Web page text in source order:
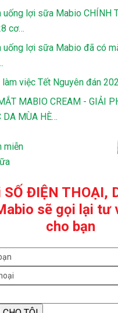
uống lợi sữa Mabio CHÍNH
cơ…
uống lợi sữa Mabio đã có
làm việc Tết Nguyên đán
MABIO CREAM - GIẢI
DA MÙA HÈ…
ĐIỆN THOẠI,
sẽ gọi lại tư
cho bạn